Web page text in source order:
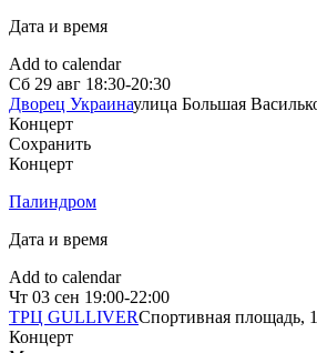
Дата и время
Add to calendar
Сб 29 авг 18:30-20:30
Дворец Украинаулица Большая
Концерт
Сохранить
Концерт
Палиндром
Дата и время
Add to calendar
Чт 03 сен 19:00-22:00
ТРЦ GULLIVERСпортивная площадь,
Концерт